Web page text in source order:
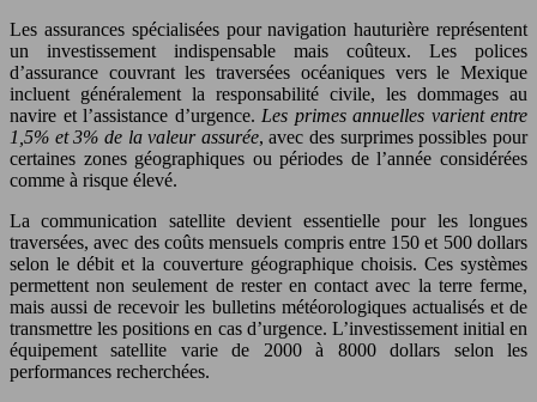
Les assurances spécialisées pour navigation hauturière représentent
un investissement indispensable mais coûteux. Les polices
d’assurance couvrant les traversées océaniques vers le Mexique
incluent généralement la responsabilité civile, les dommages au
navire et l’assistance d’urgence. Les primes annuelles varient entre
1,5% et 3% de la valeur assurée, avec des surprimes possibles pour
certaines zones géographiques ou périodes de l’année considérées
comme à risque élevé.
La communication satellite devient essentielle pour les longues
traversées, avec des coûts mensuels compris entre 150 et 500 dollars
selon le débit et la couverture géographique choisis. Ces systèmes
permettent non seulement de rester en contact avec la terre ferme,
mais aussi de recevoir les bulletins météorologiques actualisés et de
transmettre les positions en cas d’urgence. L’investissement initial en
équipement satellite varie de 2000 à 8000 dollars selon les
performances recherchées.